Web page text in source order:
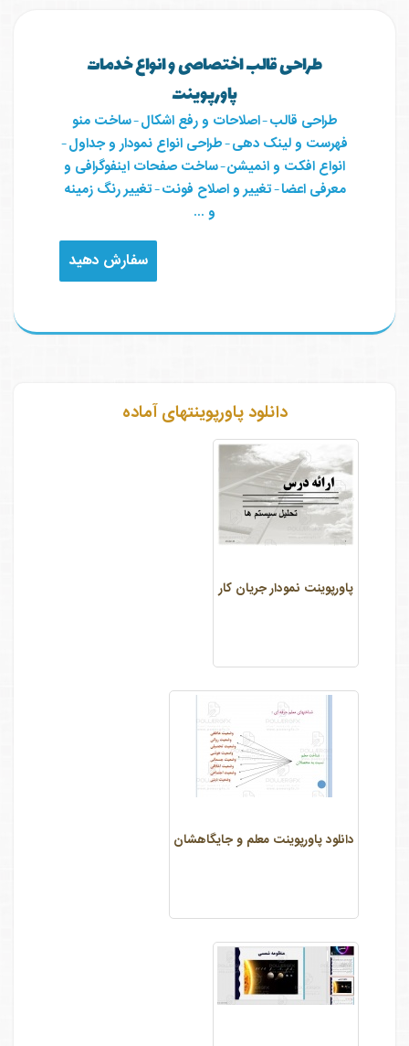
طراحی قالب اختصاصی و انواع خدمات
پاورپوینت
طراحی قالب-اصلاحات و رفع اشکال-ساخت منو
فهرست و لینک دهی-طراحی انواع نمودار و جداول-
انواع افکت و انمیشن-ساخت صفحات اینفوگرافی و
معرفی اعضا-تغییر و اصلاح فونت-تغییر رنگ زمینه
و ...
سفارش دهید
دانلود پاورپوینتهای آماده
پاورپوینت نمودار جریان کار
دانلود پاورپوینت معلم و جایگاهشان